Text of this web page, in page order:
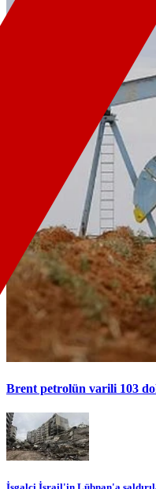
Brent petrolün varili 103